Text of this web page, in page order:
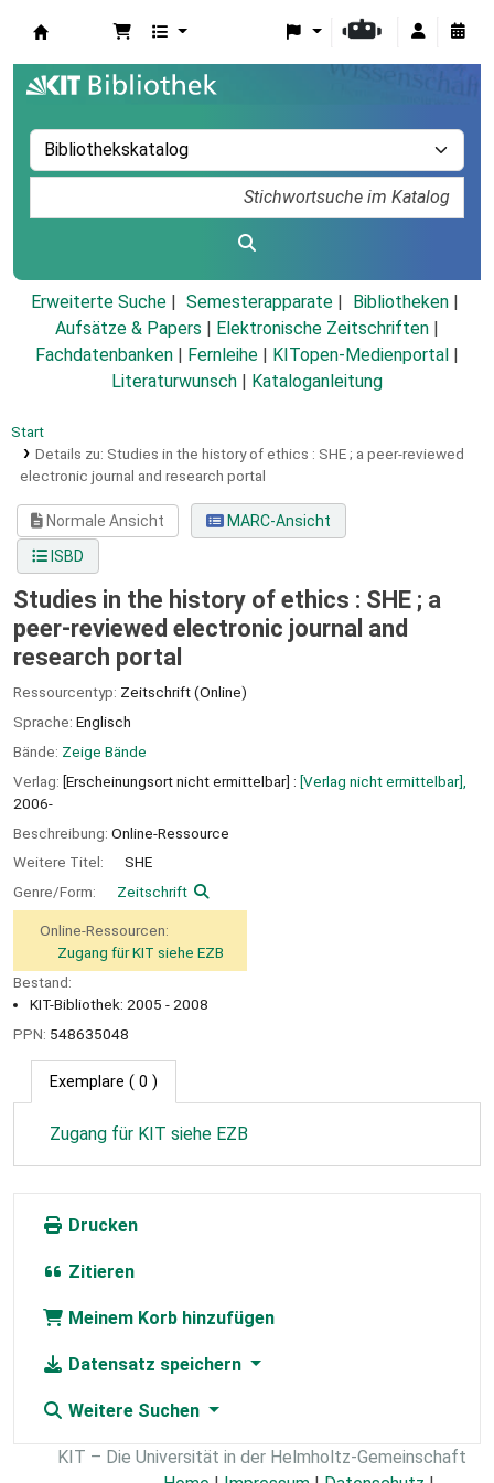
Erweiterte Suche Semesterapparate
Bibliotheken
Aufsätze & Papers
Elektronische Zeitschriften
Fachdatenbanken
Fernleihe KITopen-Medienportal
Literaturwunsch
Kataloganleitung
Start
Details zu: Studies in the history of ethics : SHE ; a peer-reviewed
electronic journal and research portal
Normale Ansicht
MARC-Ansicht
ISBD
Studies in the history of ethics : SHE ; a
peer-reviewed electronic journal and
research portal
Ressourcentyp: Zeitschrift (Online)
Sprache: Englisch
Bände: Zeige Bände
Verlag: [Erscheinungsort nicht ermittelbar] : [Verlag nicht ermittelbar],
2006-
Beschreibung: Online-Ressource
Weitere Titel:
SHE
Genre/Form:
Zeitschrift
Online-Ressourcen:
Zugang für KIT siehe EZB
Bestand:
KIT-Bibliothek: 2005 - 2008
PPN: 548635048
Exemplare ( 0 )
Zugang für KIT siehe EZB
Drucken
Zitieren
Meinem Korb hinzufügen
Datensatz speichern
Weitere Suchen
KIT – Die Universität in der Helmholtz-Gemeinschaft